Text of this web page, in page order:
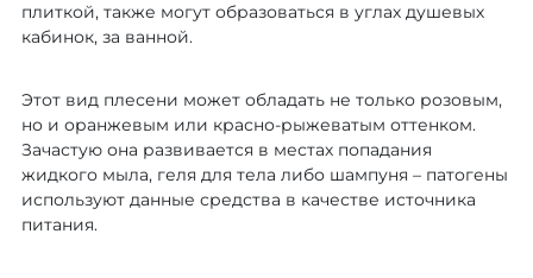
плиткой, также могут образоваться в углах душевых
кабинок, за ванной.
Этот вид плесени может обладать не только розовым,
но и оранжевым или красно-рыжеватым оттенком.
Зачастую она развивается в местах попадания
жидкого мыла, геля для тела либо шампуня – патогены
используют данные средства в качестве источника
питания.